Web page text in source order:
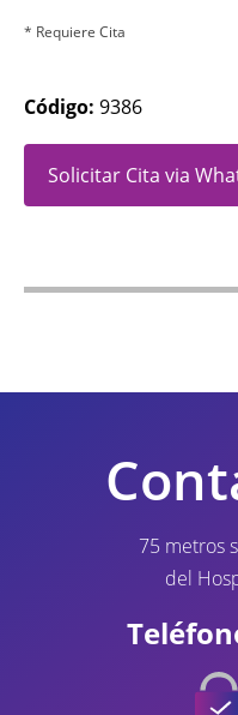
* Requiere Cita
Código: 9386
Solicitar Cita via
75 metros
del